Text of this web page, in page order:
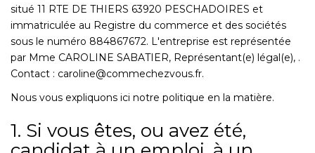
situé 11 RTE DE THIERS 63920 PESCHADOIRES et
immatriculée au Registre du commerce et des sociétés
sous le numéro 884867672. L'entreprise est représentée
par Mme CAROLINE SABATIER, Représentant(e) légal(e), .
Contact : caroline@commechezvous.fr.
Nous vous expliquons ici notre politique en la matière.
1. Si vous êtes, ou avez été,